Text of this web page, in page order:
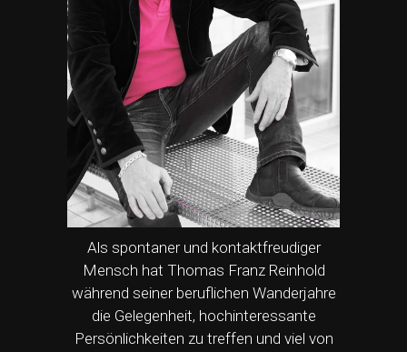
Als spontaner und kontaktfreudiger
Mensch hat Thomas Franz Reinhold
während seiner beruflichen Wanderjahre
die Gelegenheit, hochinteressante
Persönlichkeiten zu treffen und viel von